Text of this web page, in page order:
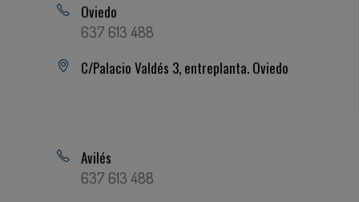
Oviedo
637 613 488
C/Palacio Valdés 3, entreplanta. Oviedo
Avilés
637 613 488